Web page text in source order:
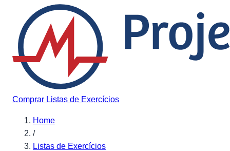
Pular para o conteúdo
Comprar Listas de Exercícios
Home
/
Listas de Exercícios